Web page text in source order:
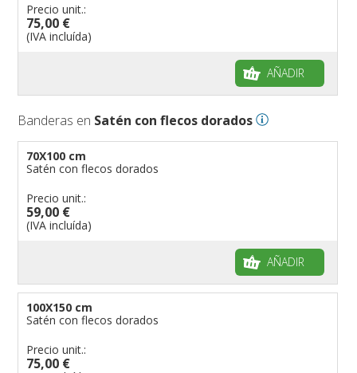
Precio unit.:
75,00 €
(IVA incluída)
AÑADIR
Banderas en Satén con flecos dorados
70X100 cm
Satén con flecos dorados
Precio unit.:
59,00 €
(IVA incluída)
AÑADIR
100X150 cm
Satén con flecos dorados
Precio unit.:
75,00 €